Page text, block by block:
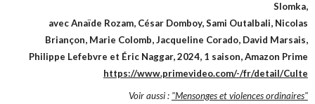
Slomka,
avec Anaïde Rozam, César Domboy, Sami Outalbali, Nicolas
Briançon, Marie Colomb, Jacqueline Corado, David Marsais,
Philippe Lefebvre et Éric Naggar, 2024, 1 saison, Amazon Prime
https://www.primevideo.com/-/fr/detail/Culte
Voir aussi : "Mensonges et violences ordinaires"